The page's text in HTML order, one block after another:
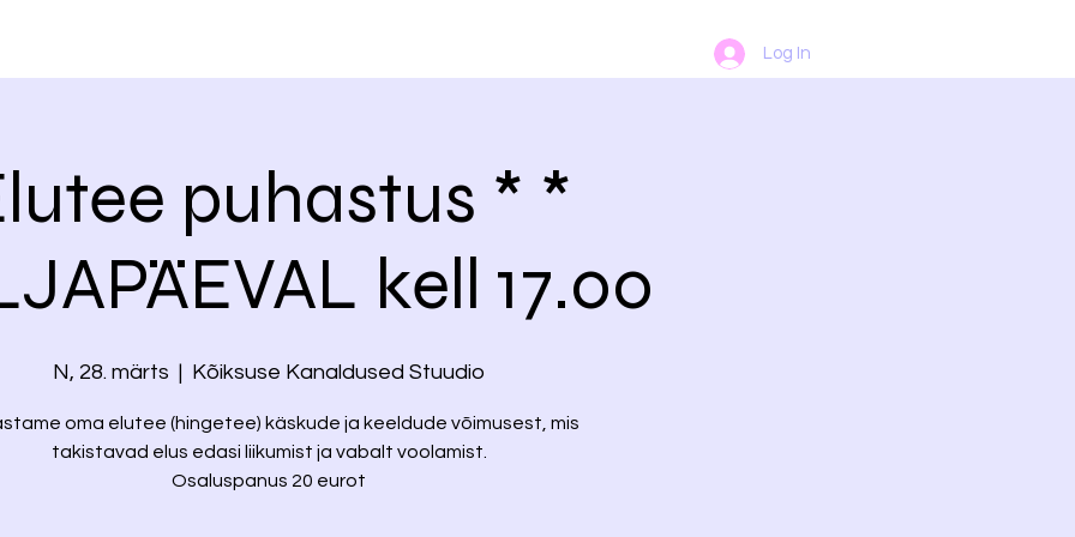
Log In
puhastus * *
kell 17.00
N, 28. märts
  |
Kõiksuse Kanaldused Stuudio
oma elutee (hingetee) käskude ja keeldude võimusest, mis
takistavad elus edasi liikumist ja vabalt voolamist.
Osaluspanus 20 eurot